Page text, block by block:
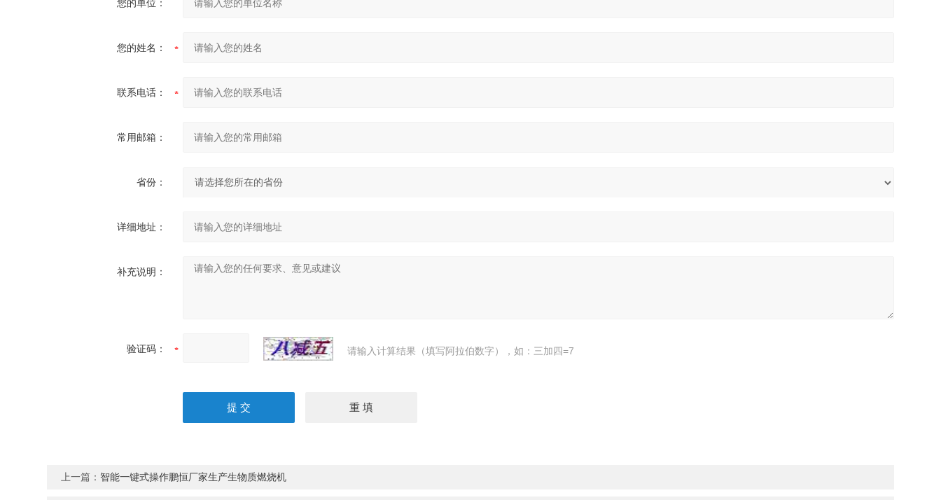
您的单位：
您的姓名：
联系电话：
常用邮箱：
省份：
详细地址：
补充说明：
验证码： 请输入计算结果（填写阿拉伯数字），如：三加四=7
上一篇： 智能一键式操作鹏恒厂家生产生物质燃烧机